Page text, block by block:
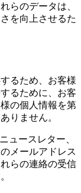
らのデータは、
を向上させるた
るため、お客様
るために、お客
の個人情報を第
りません。
ュースレター、
メールアドレス
らの連絡の受信